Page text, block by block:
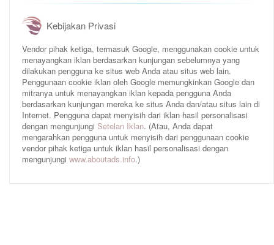
Kebijakan Privasi
Vendor pihak ketiga, termasuk Google, menggunakan cookie untuk
menayangkan iklan berdasarkan kunjungan sebelumnya yang
dilakukan pengguna ke situs web Anda atau situs web lain.
Penggunaan cookie iklan oleh Google memungkinkan Google dan
mitranya untuk menayangkan iklan kepada pengguna Anda
berdasarkan kunjungan mereka ke situs Anda dan/atau situs lain di
Internet. Pengguna dapat menyisih dari iklan hasil personalisasi
dengan mengunjungi Setelan Iklan. (Atau, Anda dapat
mengarahkan pengguna untuk menyisih dari penggunaan cookie
vendor pihak ketiga untuk iklan hasil personalisasi dengan
mengunjungi www.aboutads.info.)